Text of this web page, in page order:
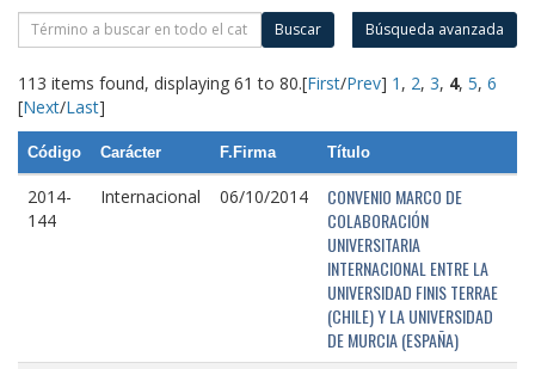
Buscar Búsqueda avanzada
113 items found, displaying 61 to 80.[First/Prev] 1 , 2, 3, 4, 5, 6
[Next/Last]
Código Carácter F.Firma Título
2014-
144
Internacional 06/10/2014
CONVENIO MARCO DE
COLABORACIÓN
UNIVERSITARIA
INTERNACIONAL ENTRE LA
UNIVERSIDAD FINIS TERRAE
(CHILE) Y LA UNIVERSIDAD
DE MURCIA (ESPAÑA)